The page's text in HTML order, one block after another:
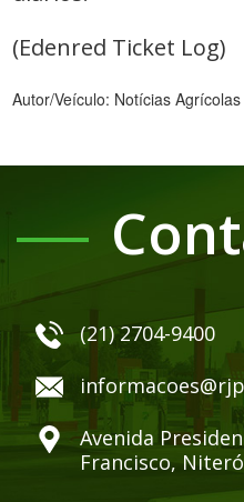
(Edenred Ticket Log)
Autor/Veículo: Notícias Agrícolas
(21) 2704-9400
Avenida
Francisco,